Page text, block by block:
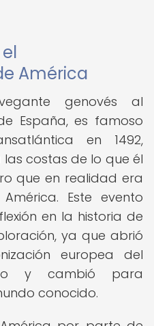
América
genovés al
España, es famoso
en 1492,
costas de lo que él
que en realidad era
Este evento
en la historia de
ya que abrió
europea del
y cambió para
conocido.